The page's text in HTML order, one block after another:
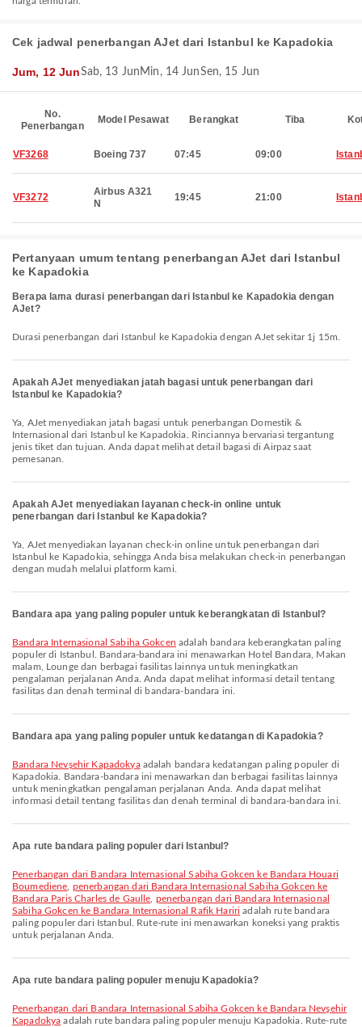
Cek jadwal penerbangan AJet dari Istanbul ke Kapadokia
Jum, 12 JunSab, 13 Jun Min, 14 JunSen, 15 Jun
No.
Penerbangan
Model Pesawat Berangkat Tiba
VF3268 Boeing 737 07:45 09:00
VF3272
Airbus A321
N
19:45 21:00
Pertanyaan umum tentang penerbangan AJet dari Istanbul
ke Kapadokia
Berapa lama durasi penerbangan dari Istanbul ke Kapadokia dengan
AJet?
Durasi penerbangan dari Istanbul ke Kapadokia dengan AJet sekitar 1j 15m.
Apakah AJet menyediakan jatah bagasi untuk penerbangan dari
Istanbul ke Kapadokia?
Ya, AJet menyediakan jatah bagasi untuk penerbangan Domestik &
Internasional dari Istanbul ke Kapadokia. Rinciannya bervariasi tergantung
jenis tiket dan tujuan. Anda dapat melihat detail bagasi di Airpaz saat
pemesanan.
Apakah AJet menyediakan layanan check-in online untuk
penerbangan dari Istanbul ke Kapadokia?
Ya, AJet menyediakan layanan check-in online untuk penerbangan dari
Istanbul ke Kapadokia, sehingga Anda bisa melakukan check-in penerbangan
dengan mudah melalui platform kami.
Bandara apa yang paling populer untuk keberangkatan di Istanbul?
Bandara Internasional Sabiha Gokcen adalah bandara keberangkatan paling
populer di Istanbul. Bandara-bandara ini menawarkan Hotel Bandara, Makan
malam, Lounge dan berbagai fasilitas lainnya untuk meningkatkan
pengalaman perjalanan Anda. Anda dapat melihat informasi detail tentang
fasilitas dan denah terminal di bandara-bandara ini.
Bandara apa yang paling populer untuk kedatangan di Kapadokia?
Bandara Nevşehir Kapadokyaadalah bandara kedatangan paling populer di
Kapadokia. Bandara-bandara ini menawarkan dan berbagai fasilitas lainnya
untuk meningkatkan pengalaman perjalanan Anda. Anda dapat melihat
informasi detail tentang fasilitas dan denah terminal di bandara-bandara ini.
Apa rute bandara paling populer dari Istanbul?
penerbangan dari Bandara Internasional Sabiha Gokcen ke Bandara Houari
Boumediene penerbangan dari Bandara Internasional Sabiha Gokcen ke
Bandara Paris Charles de Gaulle penerbangan dari Bandara Internasional
Sabiha Gokcen ke Bandara Internasional Rafik Hariri adalah rute bandara
paling populer dari Istanbul. Rute-rute ini menawarkan koneksi yang praktis
untuk perjalanan Anda.
Apa rute bandara paling populer menuju Kapadokia?
penerbangan dari Bandara Internasional Sabiha Gokcen ke Bandara Nevşehir
Kapadokya adalah rute bandara paling populer menuju Kapadokia. Rute-rute